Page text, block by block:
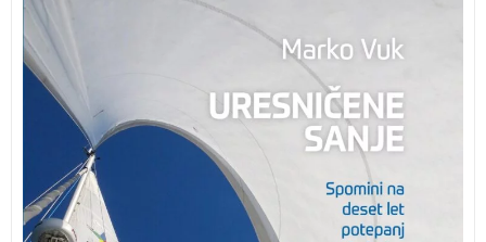
Spomini na deset let potepanj z jadrnico Daddy’s
Dream. Bila je želja, ki so je hranile sanje. In sanje so
dobile ime Daddy’s
Dream. Sanje o svobodi na valovih pod jadri. Po vseh
mogočih lukah Mediterana, kjer vsak kamen pove
zgodbo o tisočletni zibelki zahodne civilizacije.
Uresničene sanje